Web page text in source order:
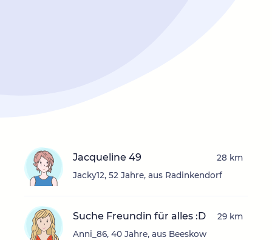
Jacqueline 49
Jacky12, 52 Jahre, aus Radinkendorf
28 km
Suche Freundin für alles :D
Anni_86, 40 Jahre, aus Beeskow
29 km